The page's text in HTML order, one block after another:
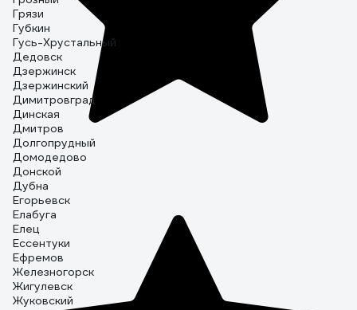
Грязи
Губкин
Гусь-Хрустальный
Дедовск
Дзержинск
Дзержинский
Димитровград
Динская
Дмитров
Долгопрудный
Домодедово
Донской
Дубна
Егорьевск
Елабуга
Елец
Ессентуки
Ефремов
Железногорск
Жигулевск
Жуковский